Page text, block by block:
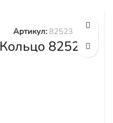
Кольцо 82523
Артикул:82523